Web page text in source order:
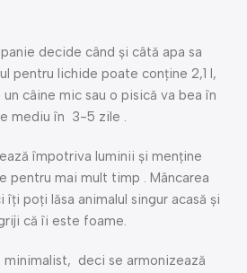
decide când și câtă apa sa
pentru lichide poate conține 2,1 l,
câine mic sau o pisică va bea în
mediu în 3-5 zile .
împotriva luminii și menține
pentru mai mult timp . Mâncarea
îți poți lăsa animalul singur acasă și
că îi este foame.
deci se armonizează